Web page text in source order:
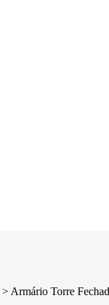
> Armário Torre